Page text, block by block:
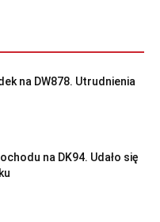
na DW878. Utrudnienia
na DK94. Udało się